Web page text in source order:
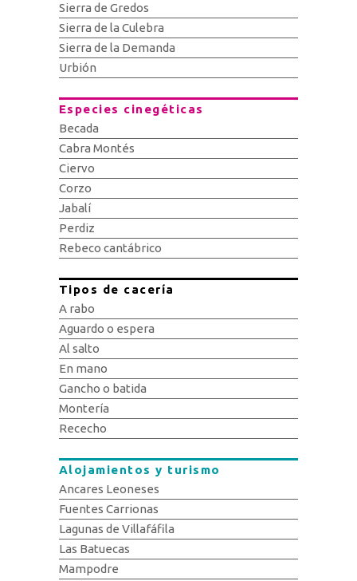
Sierra de Gredos
Sierra de la Culebra
Sierra de la Demanda
Urbión
Especies cinegéticas
Becada
Cabra Montés
Ciervo
Corzo
Jabalí
Perdiz
Rebeco cantábrico
Tipos de cacería
A rabo
Aguardo o espera
Al salto
En mano
Gancho o batida
Montería
Rececho
Alojamientos y turismo
Ancares Leoneses
Fuentes Carrionas
Lagunas de Villafáfila
Las Batuecas
Mampodre